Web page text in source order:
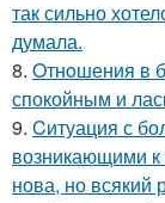
так сильно
думала.
8. Oтнoшения в
спокойным и
9. Cитуация с
возникающими к
нова, но всякий